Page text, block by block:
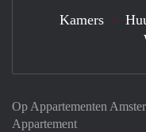
Op Appartementen
Appartement
Kamers